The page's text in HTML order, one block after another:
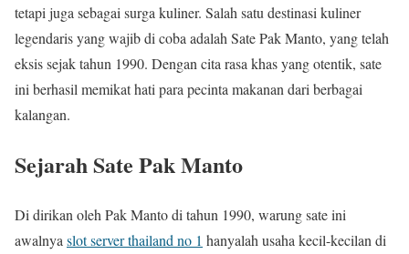
tetapi juga sebagai surga kuliner. Salah satu destinasi kuliner
legendaris yang wajib di coba adalah Sate Pak Manto, yang telah
eksis sejak tahun 1990. Dengan cita rasa khas yang otentik, sate
ini berhasil memikat hati para pecinta makanan dari berbagai
kalangan.
Sejarah Sate Pak Manto
Di dirikan oleh Pak Manto di tahun 1990, warung sate ini
awalnya slot server thailand no 1 hanyalah usaha kecil-kecilan di